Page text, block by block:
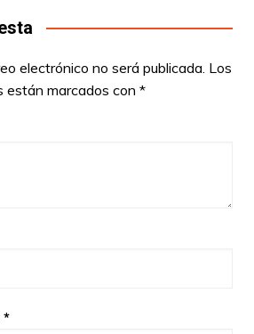
electrónico no será publicada. Los
están marcados con *
*